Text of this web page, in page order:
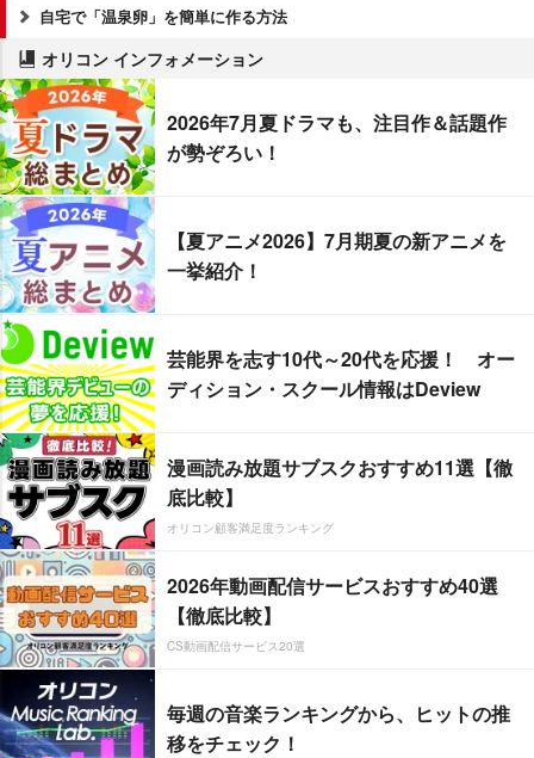
自宅で「温泉卵」を簡単に作る方法
オリコン インフォメーション
2026年7月夏ドラマも、注目作＆話題作
が勢ぞろい！
【夏アニメ2026】7月期夏の新アニメを
一挙紹介！
芸能界を志す10代～20代を応援！ オー
ディション・スクール情報はDeview
漫画読み放題サブスクおすすめ11選【徹
底比較】
オリコン顧客満足度ランキング
2026年動画配信サービスおすすめ40選
【徹底比較】
CS動画配信サービス20選
毎週の音楽ランキングから、ヒットの推
移をチェック！